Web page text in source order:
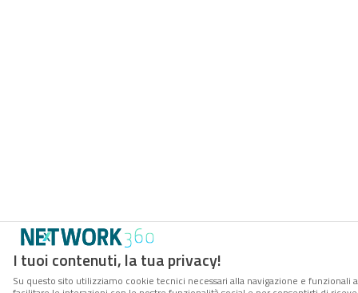
I tuoi contenuti, la tua privacy!
Su questo sito utilizziamo cookie tecnici necessari alla navigazione e